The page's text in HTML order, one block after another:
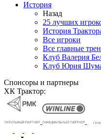
История
Назад
25 лучших
История
Все игроки
Все главные
Клуб Валерия
Клуб Юрия
Спонсоры и партнеры
ХК Трактор: